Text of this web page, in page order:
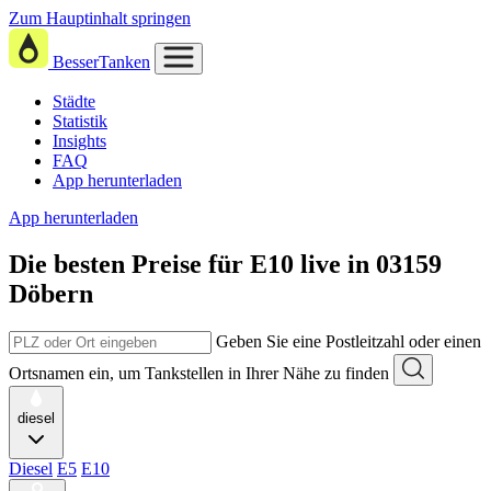
Zum Hauptinhalt springen
BesserTanken
Städte
Statistik
Insights
FAQ
App herunterladen
App herunterladen
Die besten Preise für E10 live in 03159
Döbern
Geben Sie eine Postleitzahl oder einen
Ortsnamen ein, um Tankstellen in Ihrer Nähe zu finden
diesel
Diesel E5 E10